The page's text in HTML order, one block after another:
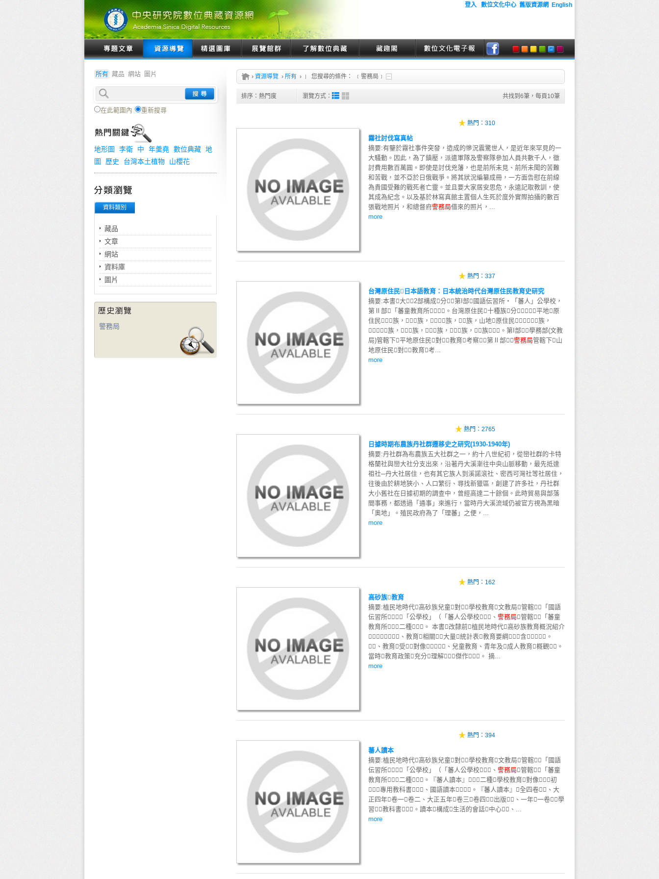
登入 數位文化中心 舊版資源網 English
所有 藏品 網站 圖片
在此範圍內 重新搜尋
地形圖 李衛 中 年羹堯 數位典藏 地
圖
歷史 台灣本土植物 山櫻花
資料類別
藏品
文章
網站
資料庫
圖片
警務局
› 資源導覽 › 所有 › 您搜尋的條件： ﹝警務局﹞
排序： 熱門度 瀏覽方式： 共找到 6筆，每頁 10筆
熱門： 310
霧社討伐寫真帖
摘要:有鑒於霧社事件突發，造成的慘況震驚世人，是近年來罕見的一
大騷動。因此，為了鎮壓，派遣軍隊及警察隊參加人員共數千人，徵
討費用數百萬圓。即使是討伐兇藩，也是前所未見、前所未聞的苦難
和苦戰，並不亞於日俄戰爭。將其狀況編纂成冊，一方面告慰在前線
為貴國受難的戰死者亡靈。並且要大家居安思危，永遠記取教訓，使
其成為紀念。以及基於林寫真館主置個人生死於度外實際拍攝的數百
張戰地照片，和總督府警務局借來的照片，...
more
熱門： 337
台灣原住民日本語教育：日本統治時代台灣原住民教育史研究
摘要:本書大2部構成分，第I部國語伝習所・「蕃人」公學校，
第Ⅱ部「蕃童教育所」。台灣原住民十種族分，平地原
住民族，族，族，族，山地原住民，族，
族，族，族，族，族。第I部學務部(文教
局)管轄下平地原住民對教育考察，第Ⅱ部警務局管轄下山
地原住民對教育考...
more
熱門： 2765
日據時期布農族丹社群遷移史之研究(1930-1940年)
摘要:丹社群為布農族五大社群之一，約十八世紀初，從巒社群的卡特
格蘭社與巒大社分支出來，沿著丹大溪漸往中央山脈移動，最先抵達
祖社─丹大社居住，也有其它族人到溪諾滾社、密西可灣社等社居住，
往後由於耕地狹小、人口繁衍、尋找新獵區，創建了許多社，丹社群
大小舊社在日據初期的調查中，曾經高達二十餘個。此時貿易與部落
間事務，都透過「通事」來進行，當時丹大溪流域仍被官方視為黑暗
「奧地」。殖民政府為了「理蕃」之便，...
more
熱門： 162
高砂族教育
摘要:植民地時代高砂族兒童對學校教育文教局管轄「國語
伝習所」「公學校」（「蕃人公學校」）、 警務局管轄「蕃童
教育所」二種。 本書改隸前植民地時代高砂族教育概況紹介
、教育相關大量統計表教育要綱含。
、教育受對像、兒童教育、青年及成人教育概觀。
當時教育政策充分理解傑作。 摘...
more
熱門： 394
蕃人讀本
摘要:植民地時代高砂族兒童對學校教育文教局管轄「國語
伝習所」「公學校」（「蕃人公學校」）、 警務局管轄「蕃童
教育所」二種。『蕃人讀本』二種學校教育對像初
專用教科書、國語讀本。『蕃人讀本』全四卷、大
正四年卷一卷二、大正五年卷三卷四出版、一年一卷學
習教科書。讀本構成生活的會話中心、...
more